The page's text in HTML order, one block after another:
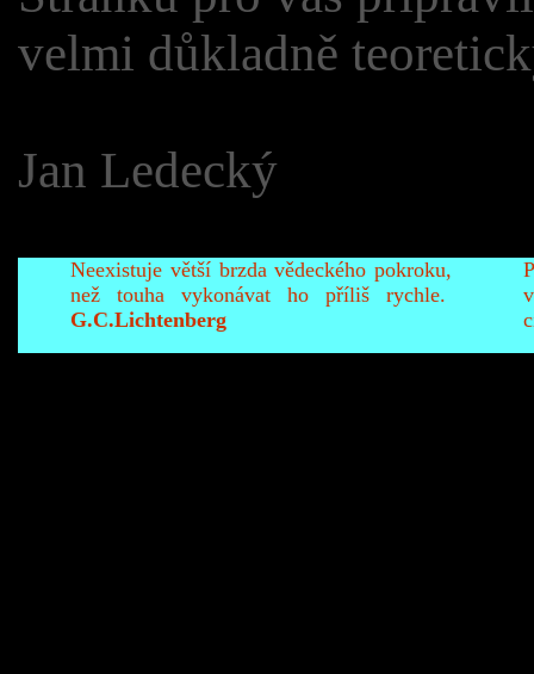
velmi důkladně
Jan Ledecký
Neexistuje větší brzda vědeckého pokroku,
než touha vykonávat ho příliš rychle.
G.C.Lichtenberg